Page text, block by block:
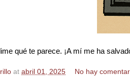
qué te parece. ¡A mí me ha
at abril 01, 2025
No hay